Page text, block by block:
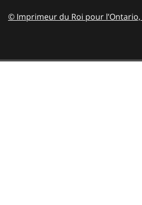
© Imprimeur du Roi pour l’Ontario,